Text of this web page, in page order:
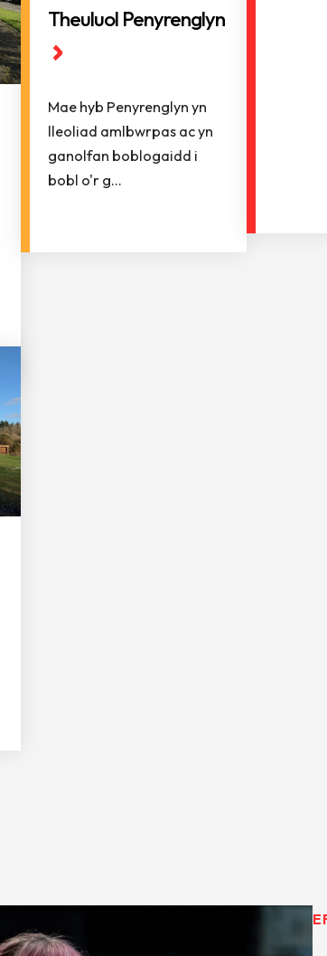
Theuluol Penyrenglyn
Mae hyb Penyrenglyn yn
lleoliad amlbwrpas ac yn
ganolfan boblogaidd i
bobl o'r g...